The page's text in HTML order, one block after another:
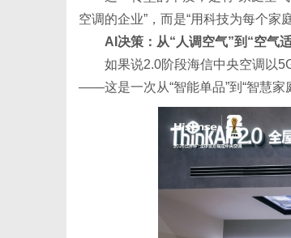
空调的企业”，而是“用科技为每个家
AI决策：从“人调空气”到“空气
如果说2.0阶段海信中央空调以
——这是一次从“智能单品”到“智慧家